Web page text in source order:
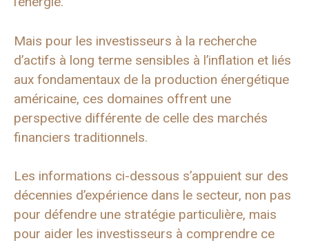
Mais pour les investisseurs à la recherche
d’actifs à long terme sensibles à l’inflation et liés
aux fondamentaux de la production énergétique
américaine, ces domaines offrent une
perspective différente de celle des marchés
financiers traditionnels.
Les informations ci-dessous s’appuient sur des
décennies d’expérience dans le secteur, non pas
pour défendre une stratégie particulière, mais
pour aider les investisseurs à comprendre ce